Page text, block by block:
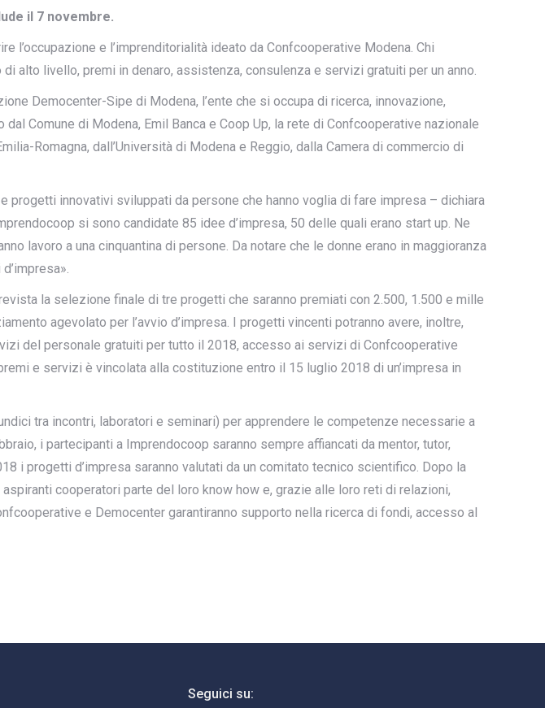
il 7 novembre.
e l’imprenditorialità ideato da Confcooperative Modena. Chi
alto livello, premi in denaro, assistenza, consulenza e servizi gratuiti per un anno.
Democenter-Sipe di Modena, l’ente che si occupa di ricerca, innovazione,
Comune di Modena, Emil Banca e Coop Up, la rete di Confcooperative nazionale
Romagna, dall’Università di Modena e Reggio, dalla Camera di commercio di
innovativi sviluppati da persone che hanno voglia di fare impresa – dichiara
si sono candidate 85 idee d’impresa, 50 delle quali erano start up. Ne
lavoro a una cinquantina di persone. Da notare che le donne erano in maggioranza
la selezione finale di tre progetti che saranno premiati con 2.500, 1.500 e mille
agevolato per l’avvio d’impresa. I progetti vincenti potranno avere, inoltre,
del personale gratuiti per tutto il 2018, accesso ai servizi di Confcooperative
e servizi è vincolata alla costituzione entro il 15 luglio 2018 di un’impresa in
tra incontri, laboratori e seminari) per apprendere le competenze necessarie a
i partecipanti a Imprendocoop saranno sempre affiancati da mentor, tutor,
i progetti d’impresa saranno valutati da un comitato tecnico scientifico. Dopo la
cooperatori parte del loro know how e, grazie alle loro reti di relazioni,
e Democenter garantiranno supporto nella ricerca di fondi, accesso al
Seguici su: